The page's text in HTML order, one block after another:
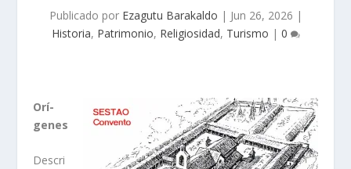
Publicado por Ezagutu Barakaldo | Jun 26, 2026 |
Historia, Patrimonio, Religiosidad, Turismo | 0
Orí­
genes
Descri